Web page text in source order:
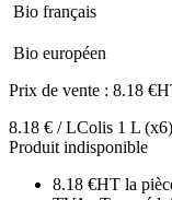
Bio français
Bio européen
Prix de vente : 8.18
8.18 € / LColis 1 L (x6)
Produit indisponible
8.18 €HT la